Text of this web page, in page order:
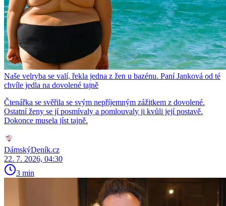
Naše velryba se valí, řekla jedna z žen u bazénu. Paní Janková od té
chvíle jedla na dovolené tajně
Čtenářka se svěřila se svým nepříjemným zážitkem z dovolené.
Ostatní ženy se jí posmívaly a pomlouvaly ji kvůli její postavě.
Dokonce musela jíst tajně.
DámskýDeník.cz
22. 7. 2026, 04:30
3 min